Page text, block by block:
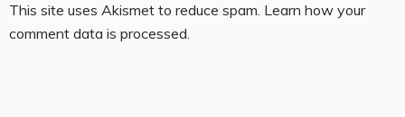
This site uses Akismet to reduce spam. Learn how your
comment data is processed.